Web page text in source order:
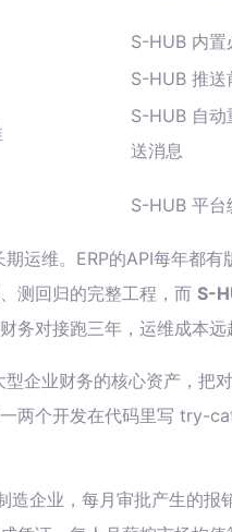
S-HUB 内
S-HUB 推送
S-HUB 自动
送消息
S-HUB 平台
运维。ERP的API每年都有
测回归的完整工程，而 S-
务对接跑三年，运维成本远
企业财务的核心资产，把
两个开发在代码里写 try-
造企业，每月审批产生的报